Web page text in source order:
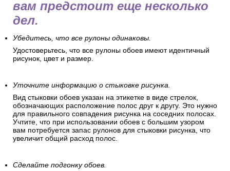
вам предстоит еще несколько
дел.
Убедитесь, что все рулоны одинаковы.
Удостоверьтесь, что все рулоны обоев имеют идентичный
рисунок, цвет и размер.
Уточните информацию о стыковке рисунка.
Вид стыковки обоев указан на этикетке в виде стрелок,
обозначающих расположение полос друг к другу. Это нужно
для правильного совпадения рисунка на соседних полосах.
Учтите, что при использовании обоев с большим узором
вам потребуется запас рулонов для стыковки рисунка, что
увеличит общий расход полос.
Сделайте подгонку обоев.